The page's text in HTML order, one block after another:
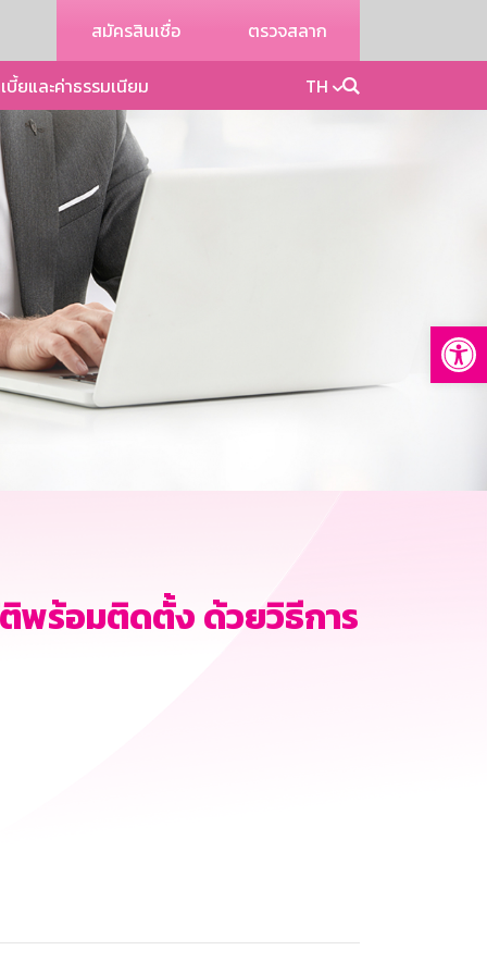
สมัครสินเชื่อ ตรวจสลาก
บี้ยและค่าธรรมเนียม TH
พร้อมติดตั้ง ด้วยวิธีการ